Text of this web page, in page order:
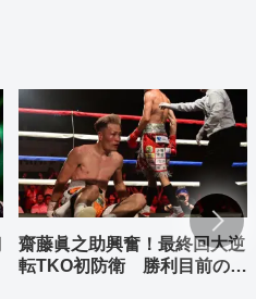
齋藤眞之助興奮！最終回大逆
転TKO初防衛 勝利目前の村